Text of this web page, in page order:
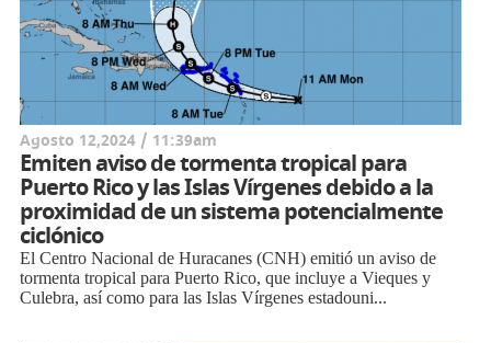
Agosto 12,2024 / 11:39am
Emiten aviso de tormenta tropical para
Puerto Rico y las Islas Vírgenes debido a la
proximidad de un sistema potencialmente
ciclónico
El Centro Nacional de Huracanes (CNH) emitió un aviso de
tormenta tropical para Puerto Rico, que incluye a Vieques y
Culebra, así como para las Islas Vírgenes estadouni...